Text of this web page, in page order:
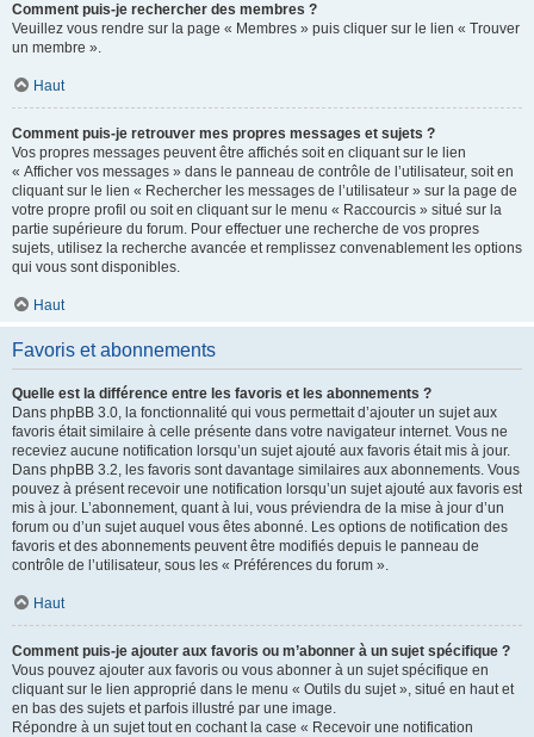
Comment puis-je rechercher des membres ?
Veuillez vous rendre sur la page « Membres » puis cliquer sur le lien « Trouver
un membre ».
Haut
Comment puis-je retrouver mes propres messages et sujets ?
Vos propres messages peuvent être affichés soit en cliquant sur le lien
« Afficher vos messages » dans le panneau de contrôle de l’utilisateur, soit en
cliquant sur le lien « Rechercher les messages de l’utilisateur » sur la page de
votre propre profil ou soit en cliquant sur le menu « Raccourcis » situé sur la
partie supérieure du forum. Pour effectuer une recherche de vos propres
sujets, utilisez la recherche avancée et remplissez convenablement les options
qui vous sont disponibles.
Haut
Favoris et abonnements
Quelle est la différence entre les favoris et les abonnements ?
Dans phpBB 3.0, la fonctionnalité qui vous permettait d’ajouter un sujet aux
favoris était similaire à celle présente dans votre navigateur internet. Vous ne
receviez aucune notification lorsqu’un sujet ajouté aux favoris était mis à jour.
Dans phpBB 3.2, les favoris sont davantage similaires aux abonnements. Vous
pouvez à présent recevoir une notification lorsqu’un sujet ajouté aux favoris est
mis à jour. L’abonnement, quant à lui, vous préviendra de la mise à jour d’un
forum ou d’un sujet auquel vous êtes abonné. Les options de notification des
favoris et des abonnements peuvent être modifiés depuis le panneau de
contrôle de l’utilisateur, sous les « Préférences du forum ».
Haut
Comment puis-je ajouter aux favoris ou m’abonner à un sujet spécifique ?
Vous pouvez ajouter aux favoris ou vous abonner à un sujet spécifique en
cliquant sur le lien approprié dans le menu « Outils du sujet », situé en haut et
en bas des sujets et parfois illustré par une image.
Répondre à un sujet tout en cochant la case « Recevoir une notification